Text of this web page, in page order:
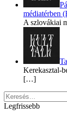
médiatérben
A szlovákiai
Kerekasztal-
[…]
Keresés:
Legfrissebb